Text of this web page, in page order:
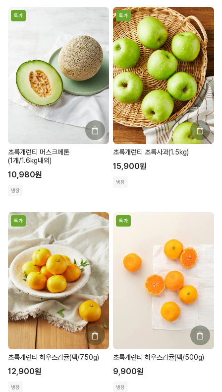
특가
초록개런티 머스크메론
(1개/1.6kg내외)
10,980원
냉장
특가
초록개런티 초록사과(1.5kg)
15,900원
냉장
특가
초록개런티 하우스감귤(팩/750g)
12,900원
냉장
특가
초록개런티 하우스감귤(팩/500g)
9,900원
냉장